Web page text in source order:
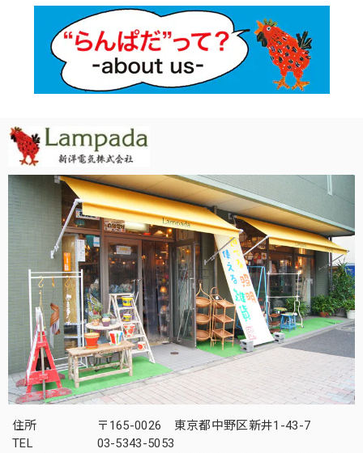
住所
〒165-0026 東京都中野区新井1-43-7
TEL
03-5343-5053